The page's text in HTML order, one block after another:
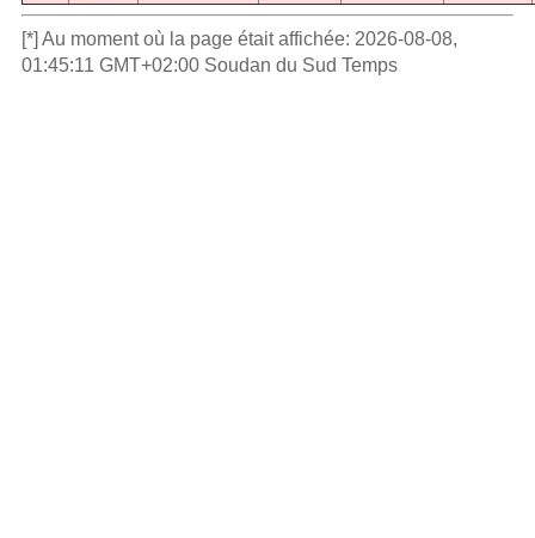
[*] Au moment où la page était affichée: 2026-08-08,
01:45:11 GMT+02:00 Soudan du Sud Temps